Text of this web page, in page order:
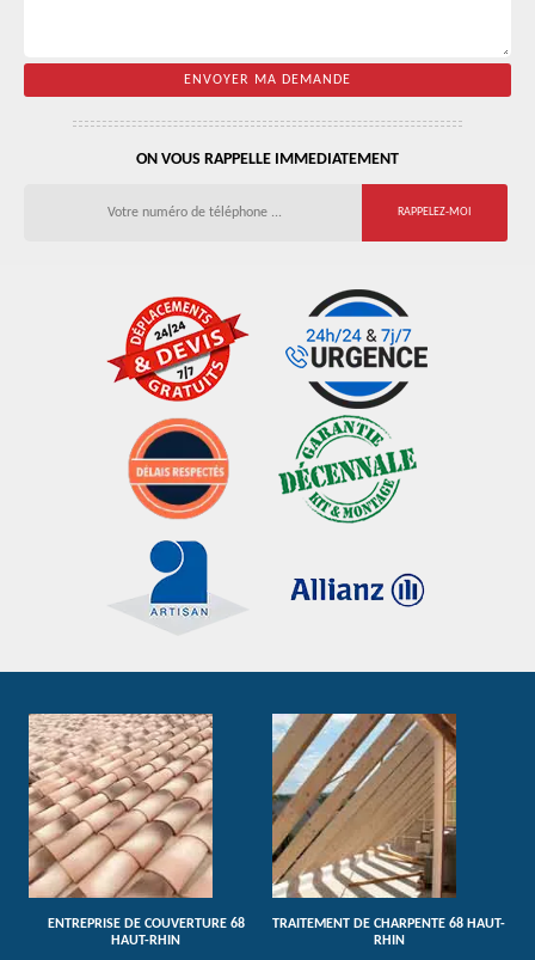
ON VOUS RAPPELLE IMMEDIATEMENT
ENTREPRISE DE COUVERTURE 68
HAUT-RHIN
TRAITEMENT DE CHARPENTE 68 HAUT-
RHIN